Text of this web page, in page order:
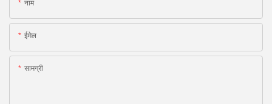
नाम
ईमेल
सामग्री